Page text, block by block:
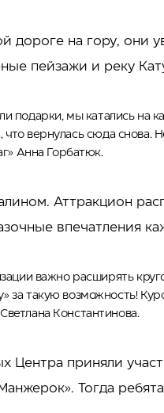
дороге на гору, они
пейзажи и реку
подарки, мы катались на
что вернулась сюда снова.
Анна Горбатюк.
Аттракцион
впечатления
важно расширять
за такую возможность!
Константинова.
Центра приняли
Тогда